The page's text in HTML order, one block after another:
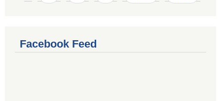
Facebook Feed